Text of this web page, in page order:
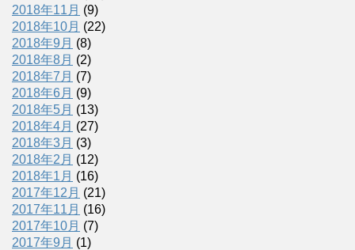
2018年11月 (9)
2018年10月 (22)
2018年9月 (8)
2018年8月 (2)
2018年7月 (7)
2018年6月 (9)
2018年5月 (13)
2018年4月 (27)
2018年3月 (3)
2018年2月 (12)
2018年1月 (16)
2017年12月 (21)
2017年11月 (16)
2017年10月 (7)
2017年9月 (1)